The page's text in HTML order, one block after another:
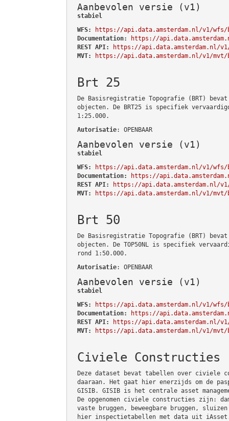
Aanbevolen versie (v1)
stabiel
WFS:
https://api.data.amsterdam.nl/v1/wfs/
Documentation:
https://
REST API:
https://api.data.amsterdam.nl/
MVT:
https://api.data.amsterdam.nl/v1/mvt/
Brt 25
De Basisregistratie Topografie (BRT)
objecten. De BRT25 is specifiek
1:25.000.
Autorisatie: OPENBAAR
Aanbevolen versie (v1)
stabiel
WFS:
https://api.data.amsterdam.nl/v1/wfs/
Documentation:
https://
REST API:
https://api.data.amsterdam.nl/
MVT:
https://api.data.amsterdam.nl/v1/mvt/
Brt 50
De Basisregistratie Topografie (BRT)
objecten. De TOP50NL is specifiek
rond 1:50.000.
Autorisatie: OPENBAAR
Aanbevolen versie (v1)
stabiel
WFS:
https://api.data.amsterdam.nl/v1/wfs/
Documentation:
https://
REST API:
https://api.data.amsterdam.nl/
MVT:
https://api.data.amsterdam.nl/v1/mvt/
Civiele Constructies
Deze dataset bevat tabellen over civiele
daaraan. Het gaat hier enerzijds om de
GISIB. GISIB is het centrale asset
De opgenomen civiele constructies zijn:
vaste bruggen, beweegbare bruggen,
hier inspectietabellen met data uit